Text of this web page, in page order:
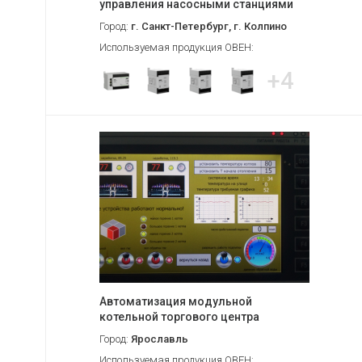
управления насосными станциями
Город: г. Санкт-Петербург, г. Колпино
Используемая продукция ОВЕН:
+4
Автоматизация модульной
котельной торгового центра
Город: Ярославль